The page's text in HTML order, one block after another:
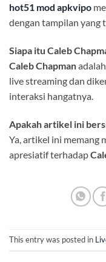
hot51 mod apkvipo
dengan tampilan yang
Siapa itu Caleb
Caleb Chapman
live streaming dan
interaksi hangatnya.
Apakah artikel ini
Ya, artikel ini memang
apresiatif terhadap
This entry was posted in